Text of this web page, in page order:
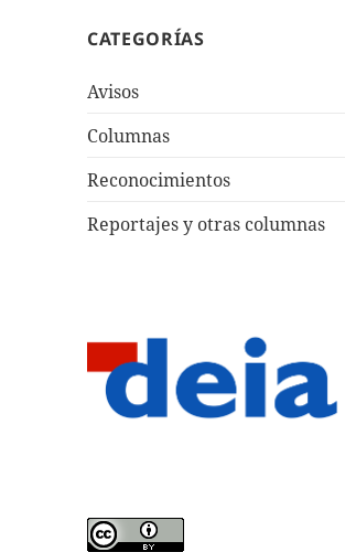
CATEGORÍAS
Avisos
Columnas
Reconocimientos
Reportajes y otras columnas